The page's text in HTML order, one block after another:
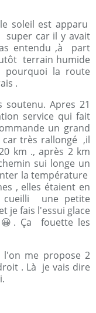
soleil est apparu
super car il y avait
entendu ,à part
terrain humide
pourquoi la route
.
soutenu. Apres 21
service qui fait
un grand
très rallongé ,il
km ., après 2 km
sui longe un
la température
, elles étaient en
une petite
je fais l'essui glace
Ça fouette les
me propose 2
. Là je vais dire